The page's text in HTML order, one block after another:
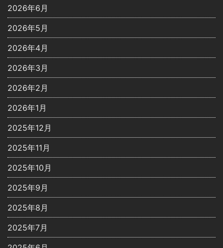
2026年6月
2026年5月
2026年4月
2026年3月
2026年2月
2026年1月
2025年12月
2025年11月
2025年10月
2025年9月
2025年8月
2025年7月